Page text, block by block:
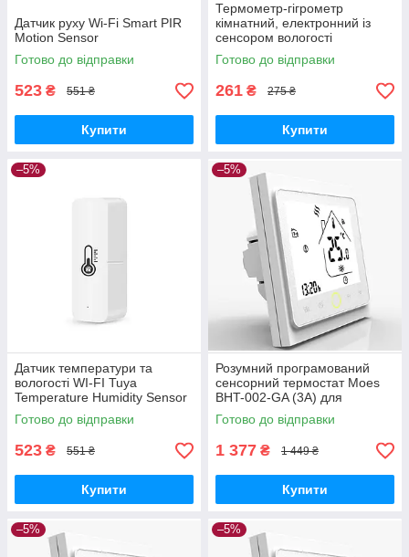
Датчик руху Wi-Fi Smart PIR
Motion Sensor
Готово до відправки
523 ₴ 551 ₴
Купити
Термометр-гігрометр
кімнатний, електронний із
сенсором вологості
Готово до відправки
261 ₴ 275 ₴
Купити
–5%
Датчик температури та
вологості WI-FI Tuya
Temperature Humidity Sensor
Готово до відправки
523 ₴ 551 ₴
Купити
–5%
Розумний програмований
сенсорний термостат Moes
BHT-002-GA (3A) для
водяних систем опалення з
WIFI керуванням
Готово до відправки
1 377 ₴ 1 449 ₴
Купити
–5% –5%